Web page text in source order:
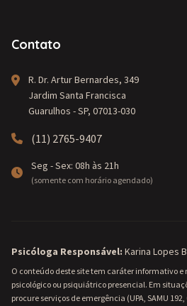
Contato
R. Dr. Artur Bernardes, 349
Jardim Santa Francisca
Guarulhos - SP, 07013-030
(11) 2765-9407
Seg - Sex: 08h às 21h
(somente com horário agendado)
Psicóloga Responsável: Karina Lopes
O conteúdo deste site tem caráter informativo
psicológico ou psiquiátrico presencial. Em
procure serviços de emergência (UPA, SAMU 192,